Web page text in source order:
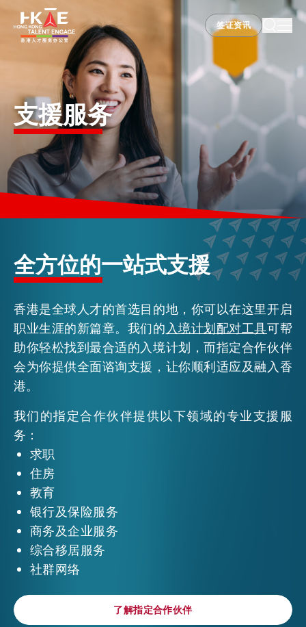
签证资讯
签证资讯
香港优势
居港须知
人才支援
活动情报
最新消息
关于我们
常见问题
联络我们
支援服务
全方位的一站式支援
香港是全球人才的首选目的地，你可以在这里开启
职业生涯的新篇章。我们的入境计划配对工具可帮
助你轻松找到最合适的入境计划，而指定合作伙伴
会为你提供全面谘询支援，让你顺利适应及融入香
港。
我们的指定合作伙伴提供以下领域的专业支援服
务：
求职
住房
教育
银行及保险服务
商务及企业服务
综合移居服务
社群网络
了解指定合作伙伴
了解指定合作伙伴